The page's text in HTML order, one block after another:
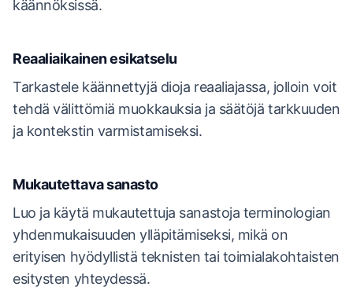
käännöksissä.
Reaaliaikainen esikatselu
Tarkastele käännettyjä dioja reaaliajassa, jolloin voit
tehdä välittömiä muokkauksia ja säätöjä tarkkuuden
ja kontekstin varmistamiseksi.
Mukautettava sanasto
Luo ja käytä mukautettuja sanastoja terminologian
yhdenmukaisuuden ylläpitämiseksi, mikä on
erityisen hyödyllistä teknisten tai toimialakohtaisten
esitysten yhteydessä.